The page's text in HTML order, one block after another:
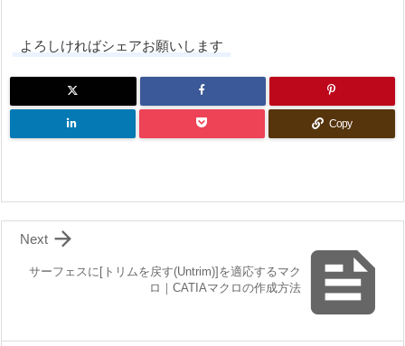
よろしければシェアお願いします
Copy

サーフェスに[トリムを戻す(Untrim)]を適応するマク
ロ｜CATIAマクロの作成方法

Next